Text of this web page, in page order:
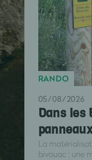
RANDO
05/08/2026
Dans les
La
bivouac : une